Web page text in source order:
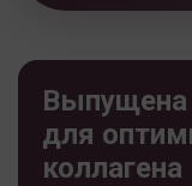
Выпущена
для
коллагена